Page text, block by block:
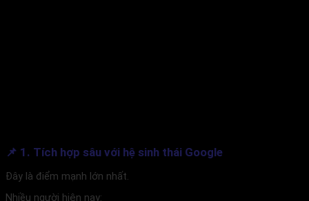
📌 1. Tích hợp sâu với hệ sinh thái Google
Đây là điểm mạnh lớn nhất.
Nhiều người hiện nay: